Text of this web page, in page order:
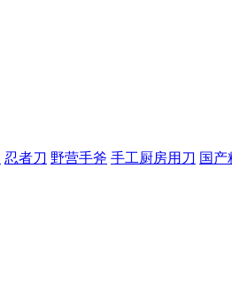
忍者刀 野营手斧 手工厨房用刀 国产